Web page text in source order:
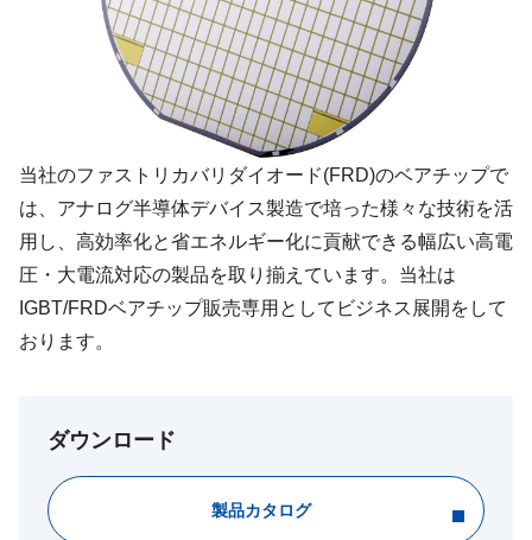
当社のファストリカバリダイオード(FRD)のベアチップで
は、アナログ半導体デバイス製造で培った様々な技術を活
用し、高効率化と省エネルギー化に貢献できる幅広い高電
圧・大電流対応の製品を取り揃えています。当社は
IGBT/FRDベアチップ販売専用としてビジネス展開をして
おります。
ダウンロード
製品カタログ